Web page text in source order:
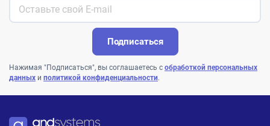
Подписаться
Нажимая "Подписаться", вы соглашаетесь с обработкой персональных
данных и политикой конфиденциальности.